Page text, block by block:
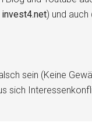
invest4.net) und auch
sein (Keine
sich